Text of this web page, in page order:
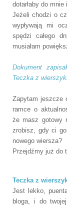
dotarłaby do
Jeżeli chodzi o
wypływają mi
spędzi całego
musiałam
Dokument
Teczka z
Zapytam jeszcze
ramce o
że masz gotowy
zrobisz, gdy ci
nowego wiersza?
Przejdźmy już do
Teczka z
Jest lekko,
bloga, i do